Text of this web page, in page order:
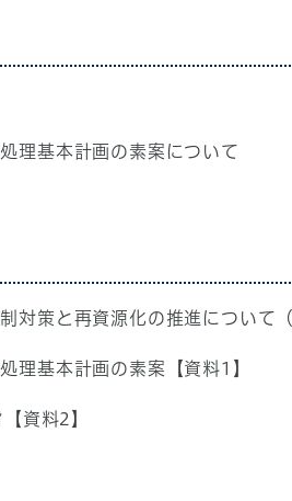
理基本計画の素案について
対策と再資源化の推進について（
理基本計画の素案【資料1】
資料2】